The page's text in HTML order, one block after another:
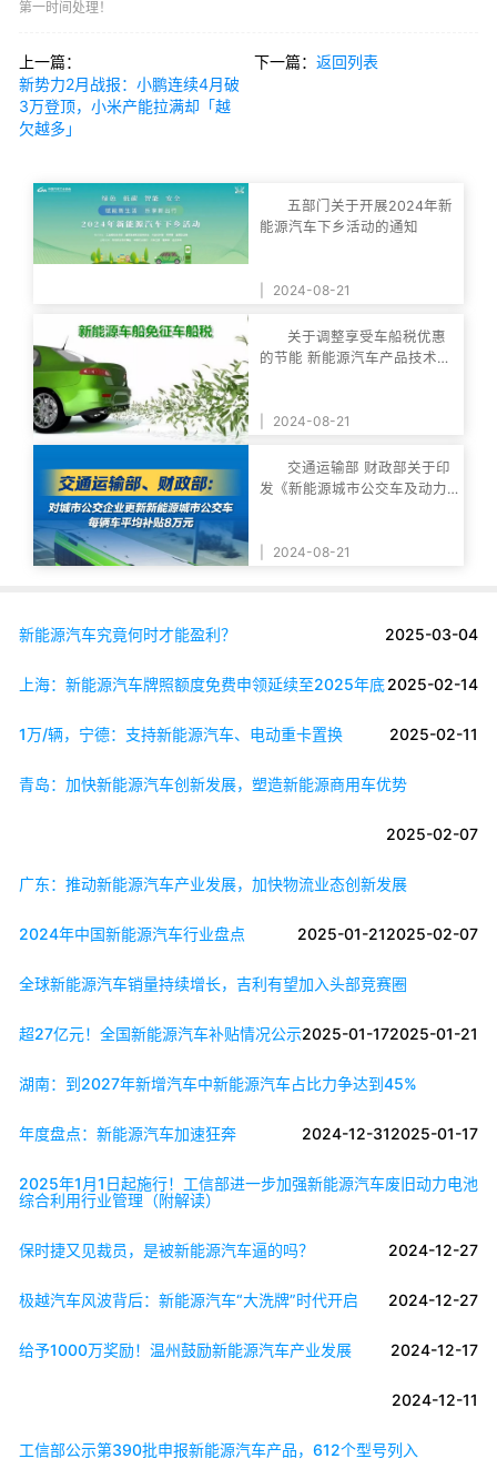
第一时间处理！
上一篇：
新势力2月战报：小鹏连续4月破
3万登顶，小米产能拉满却「越
欠越多」
下一篇： 返回列表
五部门关于开展2024年新
能源汽车下乡活动的通知
2024-08-21
关于调整享受车船税优惠
的节能 新能源汽车产品技术要
2024-08-21
交通运输部 财政部关于印
发《新能源城市公交车及动力
2024-08-21
新能源汽车究竟何时才能盈利？ 2025-03-04
上海：新能源汽车牌照额度免费申领延续至2025年底2025-02-14
1万/辆，宁德：支持新能源汽车、电动重卡置换 2025-02-11
青岛：加快新能源汽车创新发展，塑造新能源商用车优势
2025-02-07
广东：推动新能源汽车产业发展，加快物流业态创新发展
2025-02-07
2024年中国新能源汽车行业盘点 2025-01-21
全球新能源汽车销量持续增长，吉利有望加入头部竞赛圈
2025-01-21
超27亿元！全国新能源汽车补贴情况公示2025-01-17
湖南：到2027年新增汽车中新能源汽车占比力争达到45%
2025-01-17
年度盘点：新能源汽车加速狂奔 2024-12-31
2025年1月1日起施行！工信部进一步加强新能源汽车废旧动力电池
综合利用行业管理（附解读）
2024-12-27
保时捷又见裁员，是被新能源汽车逼的吗？
2024-12-27
极越汽车风波背后：新能源汽车“大洗牌”时代开启
2024-12-17
给予1000万奖励！温州鼓励新能源汽车产业发展
2024-12-11
工信部公示第390批申报新能源汽车产品，612个型号列入